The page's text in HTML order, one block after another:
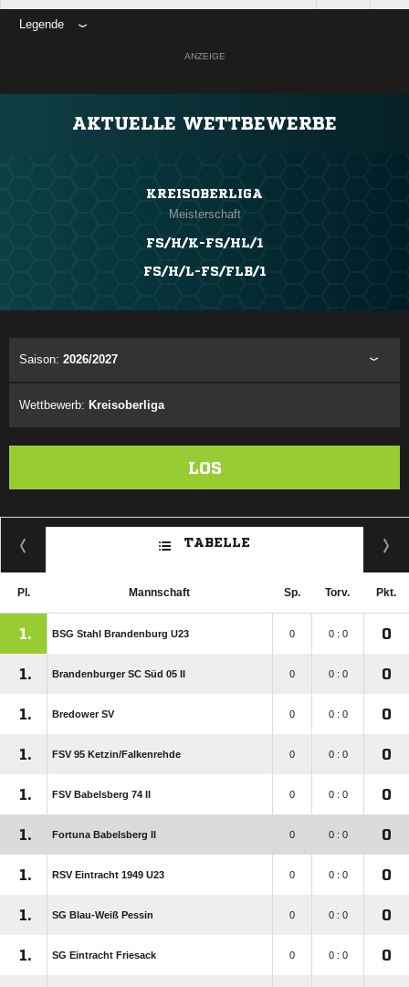
Legende
ANZEIGE
AKTUELLE WETTBEWERBE
KREISOBERLIGA
Meisterschaft
FS/H/K-FS/HL/1
FS/H/L-FS/FLB/1
Saison: 2026/2027
Wettbewerb: Kreisoberliga
LOS
TABELLE
Pl. Mannschaft Sp. Torv. Pkt.
1. BSG Stahl Brandenburg U23 0 0 : 0 0
1. Brandenburger SC Süd 05 II 0 0 : 0 0
1. Bredower SV 0 0 : 0 0
1. FSV 95 Ketzin/​Falkenrehde 0 0 : 0 0
1. FSV Babelsberg 74 II 0 0 : 0 0
1. Fortuna Babelsberg II 0 0 : 0 0
1. RSV Eintracht 1949 U23 0 0 : 0 0
1. SG Blau-Weiß Pessin 0 0 : 0 0
1. SG Eintracht Friesack 0 0 : 0 0